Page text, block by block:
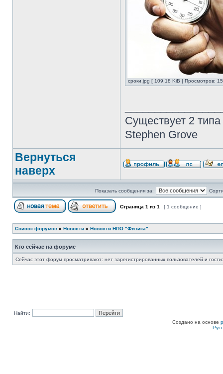
сроки.jpg [ 109.18 KiB | Просмотров:
Существует 2
Stephen Grove
Вернуться
наверх
Показать сообщения за:
Страница 1 из 1 [ 1 сообщение ]
Список форумов » Новости » Новости НПО "Физика"
Кто сейчас на форуме
Сейчас этот форум просматривают: нет зарегистрированных пользователей и
Найти:
Создано на основе